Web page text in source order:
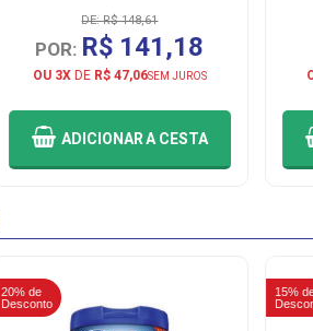
DE: R$ 148,61
POR: R$ 141,18
OU 3XDE R$ 47,06SEM JUROS
ADICIONARA CESTA
20% de
Desconto
15%